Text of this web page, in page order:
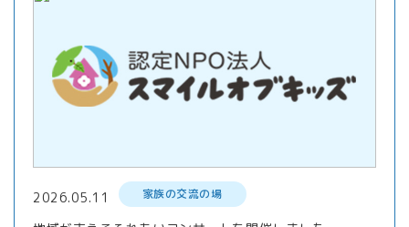
2026.05.11 家族の交流の場